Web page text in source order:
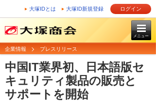
大塚IDとは 大塚ID新規登録 ログイン
メニュー
企業情報 プレスリリース
中国IT業界初、日本語版セ
キュリティ製品の販売と
サポートを開始